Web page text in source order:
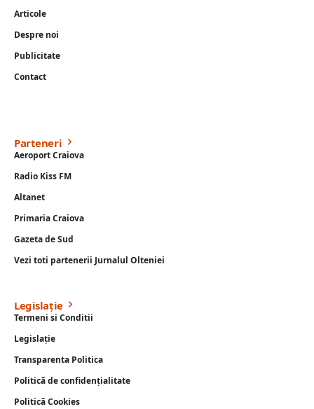
Articole
Despre noi
Publicitate
Contact
Parteneri
Aeroport Craiova
Radio Kiss FM
Altanet
Primaria Craiova
Gazeta de Sud
Vezi toti partenerii Jurnalul Olteniei
Legislație
Termeni si Conditii
Legislație
Transparenta Politica
Politică de confidențialitate
Politică Cookies